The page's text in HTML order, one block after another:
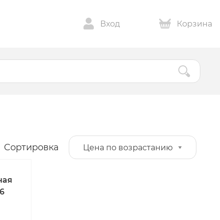
Вход Корзина
Сортировка Цена по возрастанию